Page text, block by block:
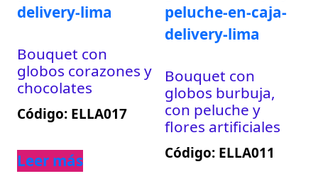
Bouquet con
globos corazones y
chocolates
Código: ELLA017
Leer más
Bouquet con
globos burbuja,
con peluche y
flores artificiales
Código: ELLA011